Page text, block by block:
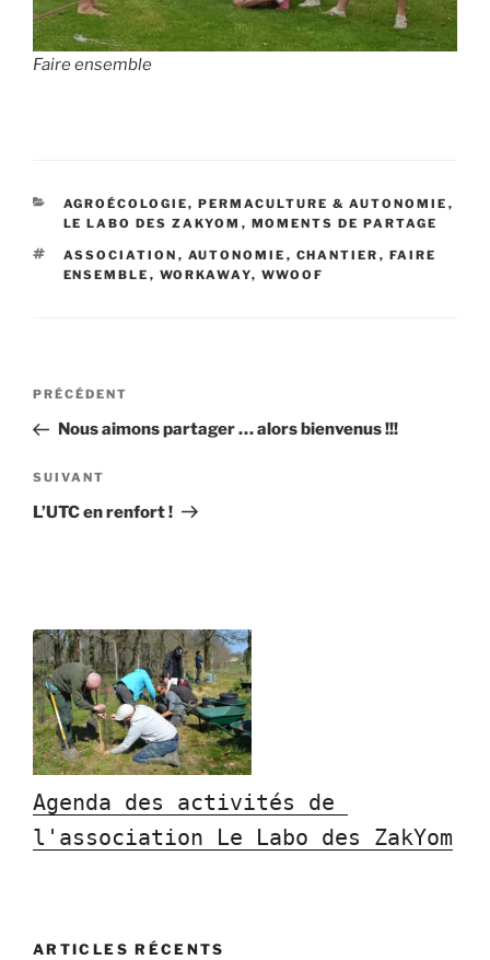
Faire ensemble
CATÉGORIES
AGROÉCOLOGIE, PERMACULTURE & AUTONOMIE ,
LE LABO DES ZAKYOM , MOMENTS DE PARTAGE
ÉTIQUETTES
ASSOCIATION , AUTONOMIE , CHANTIER , FAIRE
ENSEMBLE , WORKAWAY, WWOOF
Navigation
l’article
Article
précédent
PRÉCÉDENT
Nous aimons partager … alors bienvenus !!!
Article
suivant
SUIVANT
L’UTC en renfort !
Agenda des activités de
l'association Le Labo des ZakYom
ARTICLES RÉCENTS